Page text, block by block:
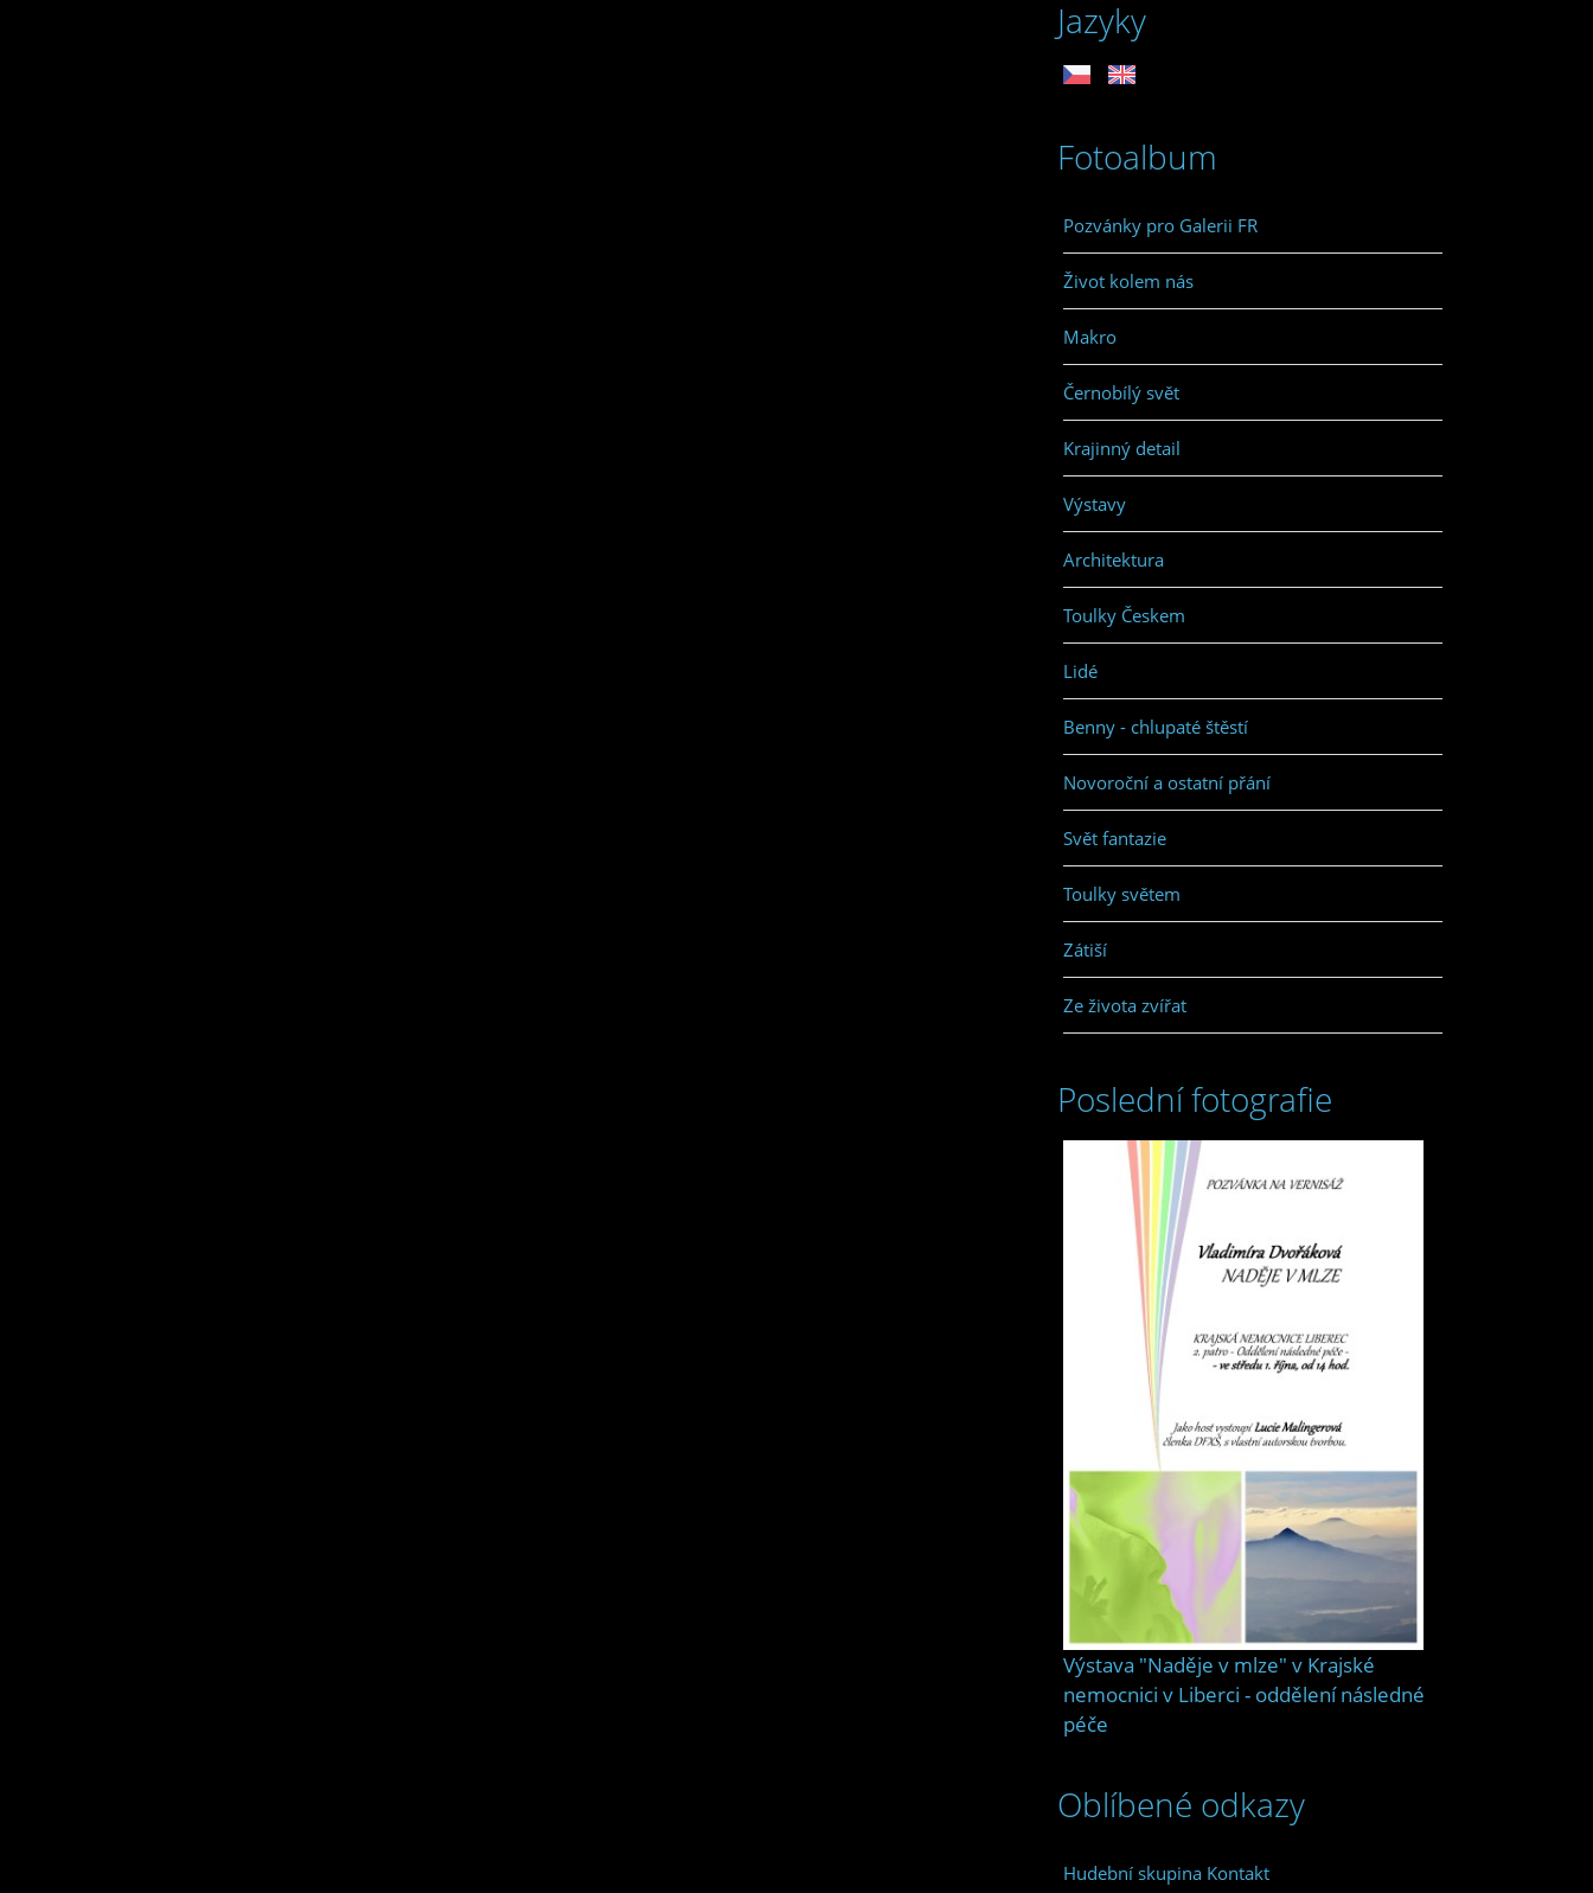
Jazyky
Fotoalbum
Pozvánky pro Galerii FR
Život kolem nás
Makro
Černobílý svět
Krajinný detail
Výstavy
Architektura
Toulky Českem
Lidé
Benny - chlupaté štěstí
Novoroční a ostatní přání
Svět fantazie
Toulky světem
Zátiší
Ze života zvířat
Poslední fotografie
Výstava "Naděje v mlze" v Krajské
nemocnici v Liberci - oddělení následné
péče
Oblíbené odkazy
Hudební skupina Kontakt